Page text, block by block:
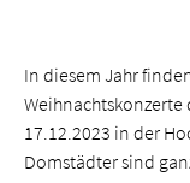
In diesem Jahr
Weihnachtskonzerte
17.12.2023 in der
Domstädter sind